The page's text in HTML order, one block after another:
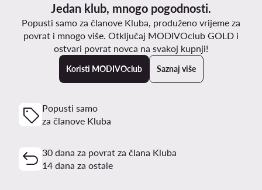
Jedan klub, mnogo pogodnosti.
Popusti samo za članove Kluba, produženo vrijeme za
povrat i mnogo više. Otključaj MODIVOclub GOLD i
ostvari povrat novca na svakoj kupnji!
Koristi MODIVOclub Saznaj više
Popusti samo
za članove Kluba
30 dana za povrat za člana Kluba
14 dana za ostale